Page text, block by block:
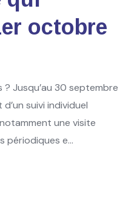
octobre
Jusqu’au 30 septembre
suivi individuel
une visite
périodiques e...